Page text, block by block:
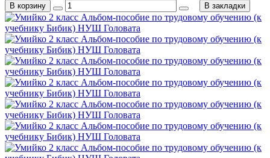
В корзину В закладки